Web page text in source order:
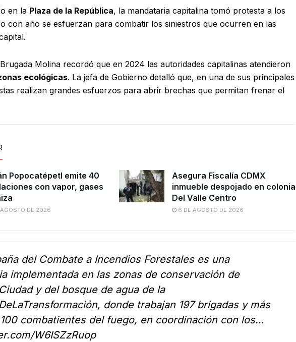
en la Plaza de la República, la mandataria capitalina tomó protesta a los
con año se esfuerzan para combatir los siniestros que ocurren en las
Molina recordó que en 2024 las autoridades capitalinas atendieron
ecológicas. La jefa de Gobierno detalló que, en una de sus principales
realizan grandes esfuerzos para abrir brechas que permitan frenar el
Popocatépetl emite 40
con vapor, gases
DE 2026
Asegura Fiscalía CDMX
inmueble despojado en colonia
Del Valle Centro
6 DE AGOSTO DE 2026
del Combate a Incendios Forestales es una
implementada en las zonas de conservación de
y del bosque de agua de la
, donde trabajan 197 brigadas y más
combatientes del fuego, en coordinación con los…
W6ISZzRuop